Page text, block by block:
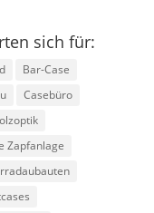
sich für:
Bar-Case
Casebüro
Zapfanlage